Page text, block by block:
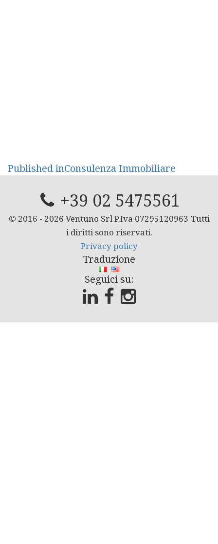
Navigazione
articoli
Published inConsulenza Immobiliare
+39 02 5475561
© 2016 - 2026 Ventuno Srl P.Iva 07295120963 Tutti
i diritti sono riservati.
Privacy policy
Traduzione
Seguici su: